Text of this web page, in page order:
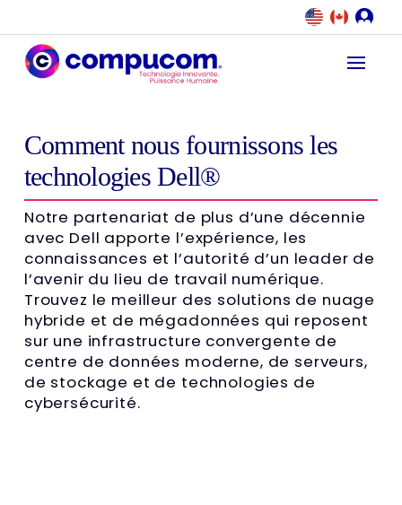
Comment nous fournissons les
technologies Dell®
Notre partenariat de plus d’une décennie
avec Dell apporte l’expérience, les
connaissances et l’autorité d’un leader de
l’avenir du lieu de travail numérique.
Trouvez le meilleur des solutions de nuage
hybride et de mégadonnées qui reposent
sur une infrastructure convergente de
centre de données moderne, de serveurs,
de stockage et de technologies de
cybersécurité.